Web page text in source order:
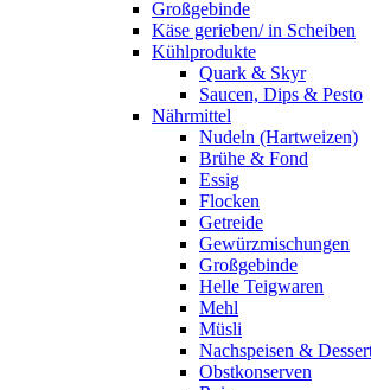
Großgebinde
Käse gerieben/ in Scheiben
Kühlprodukte
Quark & Skyr
Saucen, Dips & Pesto
Nährmittel
Nudeln (Hartweizen)
Brühe & Fond
Essig
Flocken
Getreide
Gewürzmischungen
Großgebinde
Helle Teigwaren
Mehl
Müsli
Nachspeisen &
Obstkonserven